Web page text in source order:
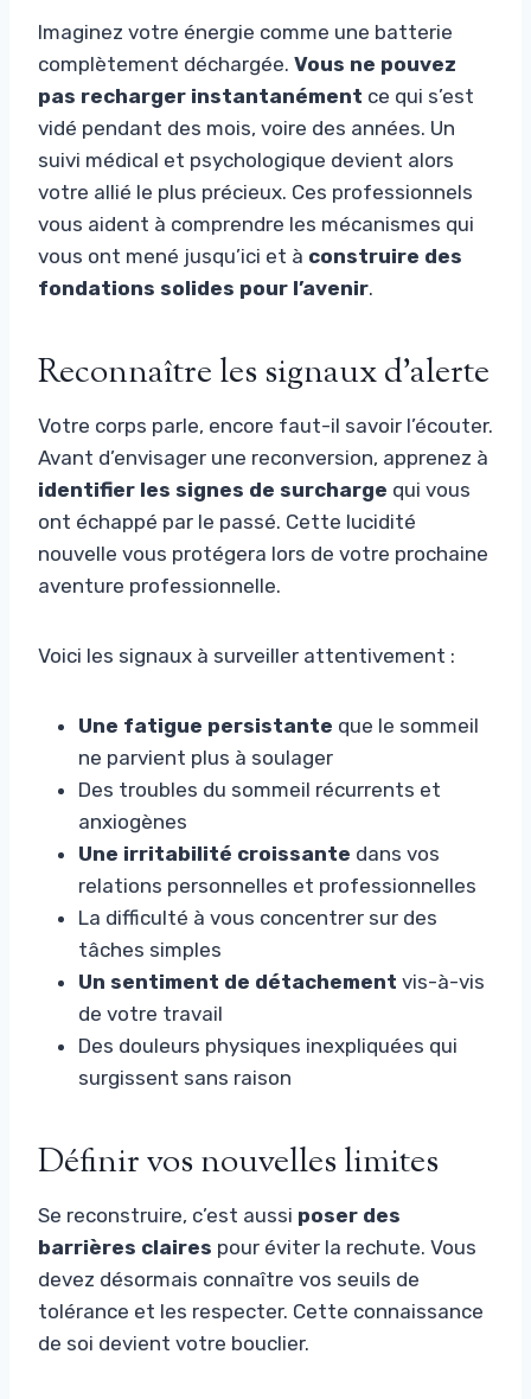
Imaginez votre énergie comme une batterie
complètement déchargée. Vous ne pouvez
pas recharger instantanément ce qui s’est
vidé pendant des mois, voire des années. Un
suivi médical et psychologique devient alors
votre allié le plus précieux. Ces professionnels
vous aident à comprendre les mécanismes qui
vous ont mené jusqu’ici et à construire des
fondations solides pour l’avenir.
Reconnaître les signaux d’alerte
Votre corps parle, encore faut-il savoir l’écouter.
Avant d’envisager une reconversion, apprenez à
identifier les signes de surcharge qui vous
ont échappé par le passé. Cette lucidité
nouvelle vous protégera lors de votre prochaine
aventure professionnelle.
Voici les signaux à surveiller attentivement :
Une fatigue persistante que le sommeil
ne parvient plus à soulager
Des troubles du sommeil récurrents et
anxiogènes
Une irritabilité croissante dans vos
relations personnelles et professionnelles
La difficulté à vous concentrer sur des
tâches simples
Un sentiment de détachement vis-à-vis
de votre travail
Des douleurs physiques inexpliquées qui
surgissent sans raison
Définir vos nouvelles limites
Se reconstruire, c’est aussi poser des
barrières claires pour éviter la rechute. Vous
devez désormais connaître vos seuils de
tolérance et les respecter. Cette connaissance
de soi devient votre bouclier.